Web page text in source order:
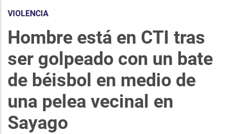
VIOLENCIA
Hombre está en CTI tras
ser golpeado con un bate
de béisbol en medio de
una pelea vecinal en
Sayago